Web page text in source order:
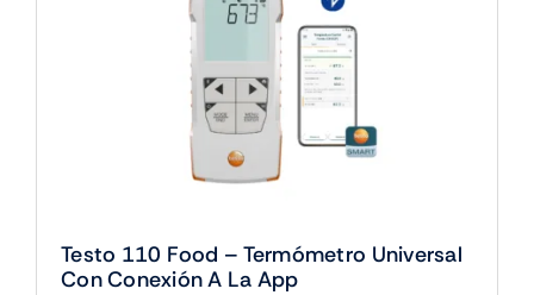
Testo 110 Food – Termómetro Universal
Con Conexión A La App